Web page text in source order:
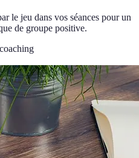
le jeu dans vos séances pour un
de groupe positive.